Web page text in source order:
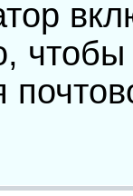
чтобы